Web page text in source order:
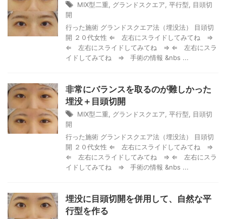
MIX型二重 グランドスクエア 平行型
目頭切
開
行った施術 グランドスクエア法（埋没法） 目頭切
開 ２０代女性 ⇐ 左右にスライドしてみてね ⇒
⇐ 左右にスライドしてみてね ⇒ ⇐ 左右にスラ
イドしてみてね ⇒ 手術の情報 &nbs ...
非常にバランスを取るのが難しかった
埋没＋目頭切開
MIX型二重 グランドスクエア 平行型
目頭切
開
行った施術 グランドスクエア法（埋没法） 目頭切
開 ２０代女性 ⇐ 左右にスライドしてみてね ⇒
⇐ 左右にスライドしてみてね ⇒ ⇐ 左右にスラ
イドしてみてね ⇒ 手術の情報 &nbs ...
埋没に目頭切開を併用して、自然な平
行型を作る